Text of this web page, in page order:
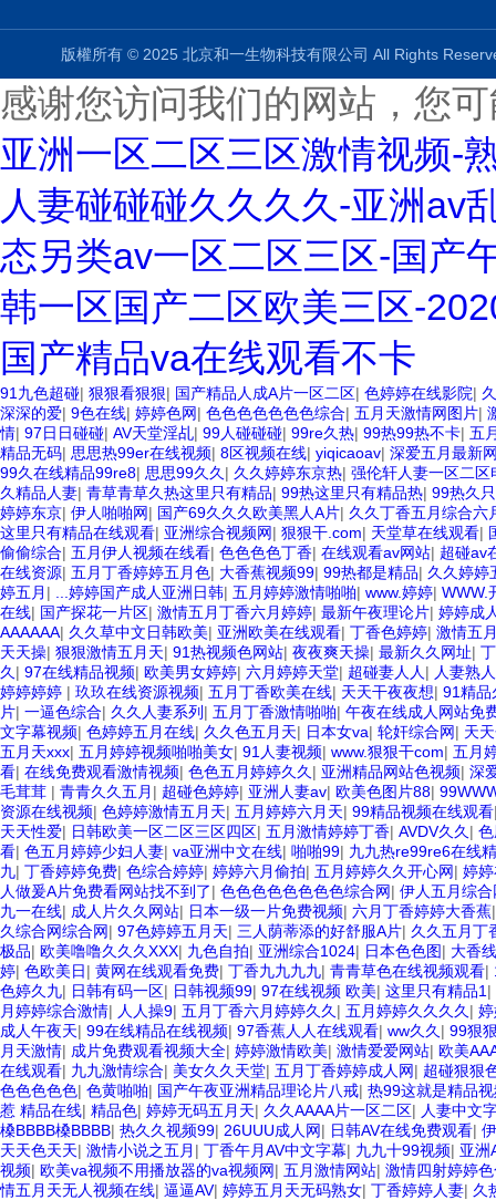
版權所有 © 2025 北京和一生物科技有限公司 All Rights
感谢您访问我们的网站，您
亚洲一区二区三区激情视频-
人妻碰碰碰久久久久-亚洲av
态另类av一区二区三区-国产
韩一区国产二区欧美三区-
国产精品va在线观看不卡
91九色超碰| 狠狠看狠狠| 国产精品人成A片一区二区| 色婷婷在线影院|
深深的爱| 9色在线| 婷婷色网| 色色色色色色色综合| 五月天激情网图片|
情| 97日日碰碰| AV天堂淫乩| 99人碰碰碰| 99re久热| 99热99热不卡| 五
精品无码| 思思热99er在线视频| 8区视频在线| yiqicaoav| 深爱五月最新
99久在线精品99re8| 思思99久久 | 久久婷婷东京热| 强伦轩人妻一区二区
久精品人妻| 青草青草久热这里只有精品| 99热这里只有精品热| 99热久
婷婷东京| 伊人啪啪网| 国产69久久久欧美黑人A片| 久久丁香五月综合六
这里只有精品在线观看| 亚洲综合视频网| 狠狠干.com| 天堂草在线观看|
偷偷综合| 五月伊人视频在线看| 色色色色丁香| 在线观看av网站| 超碰av
在线资源| 五月丁香婷婷五月色| 大香蕉视频99| 99热都是精品| 久久婷婷
婷五月 | ...婷婷国产成人亚洲日韩| 五月婷婷激情啪啪| www.婷婷| WWW.
在线| 国产探花一片区| 激情五月丁香六月婷婷| 最新午夜理论片| 婷婷成
AAAAAA| 久久草中文日韩欧美| 亚洲欧美在线观看| 丁香色婷婷| 激情五
天天操| 狠狠激情五月天| 91热视频色网站| 夜夜爽天操| 最新久久网址|
久 | 97在线精品视频| 欧美男女婷婷| 六月婷婷天堂| 超碰妻人人 | 人妻熟
婷婷婷婷 | 玖玖在线资源视频| 五月丁香欧美在线| 天天干夜夜想| 91精品
片| 一逼色综合| 久久人妻系列 | 五月丁香激情啪啪| 午夜在线成人网站免
文字幕视频| 色婷婷五月在线| 久久色五月天| 日本女va| 轮奸综合网| 天
五月天xxx| 五月婷婷视频啪啪美女| 91人妻视频| www.狠狠干com| 五月
看| 在线免费观看激情视频| 色色五月婷婷久久 | 亚洲精品网站色视频| 深
毛茸茸 | 青青久久五月 | 超碰色婷婷| 亚洲人妻av| 欧美色图片88|
资源在线视频| 色婷婷激情五月天| 五月婷婷六月天| 99精品视频在线观看
天天性爱| 日韩欧美一区二区三区四区| 五月激情婷婷丁香| AVDV久久 |
看| 色五月婷婷少妇人妻| va亚洲中文在线| 啪啪99| 九九热re99re6在线
九| 丁香婷婷免费| 色综合婷婷| 婷婷六月偷拍| 五月婷婷久久开心网| 婷
人做爰A片免费看网站找不到了| 色色色色色色色色综合网| 伊人五月综合
九一在线| 成人片久久网站| 日本一级一片免费视频| 六月丁香婷婷大香蕉
久综合网综合网| 97色婷婷五月天| 三人荫蒂添的好舒服A片| 久久五月丁
极品| 欧美噜噜久久久XXX| 九色自拍| 亚洲综合1024| 日本色色图| 大香
婷| 色欧美日| 黄网在线观看免费| 丁香九九九九| 青青草色在线视频观看|
色婷久九| 日韩有码一区| 日韩视频99| 97在线视频 欧美| 这里只有精品1 |
月婷婷综合激情| 人人操9| 五月丁香六月婷婷久久 | 五月婷婷久久久久 |
成人午夜天| 99在线精品在线视频| 97香蕉人人在线观看| ww久久 | 99狠
月天激情| 成片免费观看视频大全| 婷婷激情欧美| 激情爱爱网站| 欧美
在线观看| 九九激情综合| 美女久久天堂| 五月丁香婷婷成人网| 超碰狠狠
色色色色色| 色黄啪啪| 国产午夜亚洲精品理论片八戒| 热99这就是精品
惹 精品在线| 精品色| 婷婷无码五月天| 久久AAAA片一区二区| 人妻中文
槡BBBB槡BBBB| 热久久视频99| 26UUU成人网| 日韩AV在线免费观看|
天天色天天| 激情小说之五月 | 丁香午月AV中文字幕| 九九十99视频| 亚洲
视频| 欧美va视频不用播放器的va视频网| 五月激情网站| 激情四射婷婷
情五月天无人视频在线| 逼逼AV| 婷婷五月天无码熟女| 丁香婷婷人妻| 久